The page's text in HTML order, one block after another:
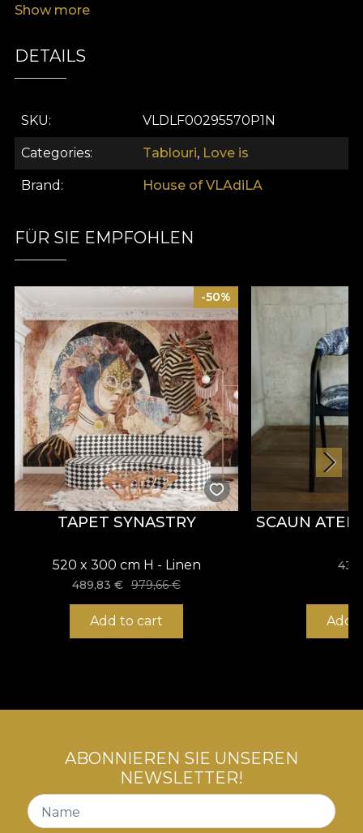
declarație invită la conversație și captivează
Show more
DETAILS
SKU VLDLF00295570P1N
Categories Tablouri, Love is
Brand House of VLAdiLA
FÜR SIE EMPFOHLEN
-50%
TAPET SYNASTRY
520 x 300 cm H - Linen
489,83€ 979,66€
Add to cart
SCAUN
Add
ABONNIEREN SIE UNSEREN
NEWSLETTER!
Name